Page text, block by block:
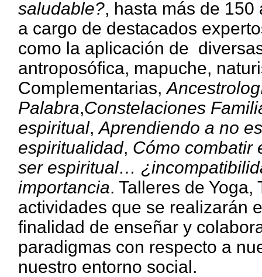
saludable?, hasta más de
a cargo de destacados
como la aplicación de
antroposófica, mapuche,
Complementarias,
Palabra,Constelaciones
espiritual,Aprendiendo a no
espiritualidad, Cómo combatir
ser espiritual…
importancia. Talleres de
actividades que se realizarán
finalidad de enseñar y
paradigmas con respecto a
nuestro entorno social.